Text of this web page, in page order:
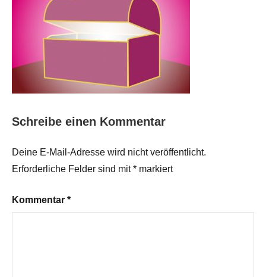
Schreibe einen Kommentar
Deine E-Mail-Adresse wird nicht veröffentlicht.
Erforderliche Felder sind mit* markiert
Kommentar *